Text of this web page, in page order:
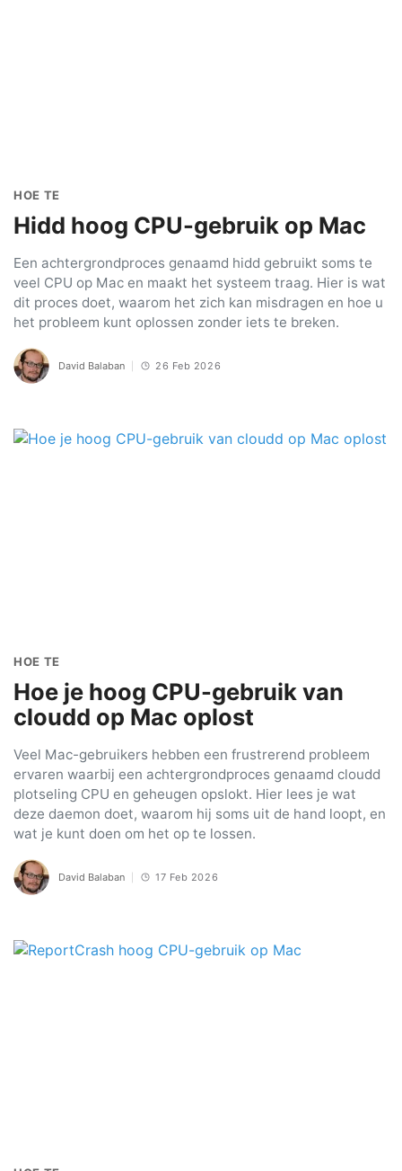
HOE TE
Hidd hoog CPU-gebruik op Mac
Een achtergrondproces genaamd hidd gebruikt soms te
veel CPU op Mac en maakt het systeem traag. Hier is wat
dit proces doet, waarom het zich kan misdragen en hoe u
het probleem kunt oplossen zonder iets te breken.
David Balaban 26 Feb 2026
HOE TE
Hoe je hoog CPU-gebruik van
cloudd op Mac oplost
Veel Mac-gebruikers hebben een frustrerend probleem
ervaren waarbij een achtergrondproces genaamd cloudd
plotseling CPU en geheugen opslokt. Hier lees je wat
deze daemon doet, waarom hij soms uit de hand loopt, en
wat je kunt doen om het op te lossen.
David Balaban 17 Feb 2026